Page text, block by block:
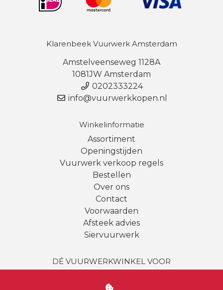
Klarenbeek Vuurwerk Amsterdam
Amstelveenseweg 1128A
1081JW Amsterdam
0202333224
info@vuurwerkkopen.nl
Winkelinformatie
Assortiment
Openingstijden
Vuurwerk verkoop regels
Bestellen
Over ons
Contact
Voorwaarden
Afsteek advies
Siervuurwerk
DÉ VUURWERKWINKEL VOOR
Badhoevedorp